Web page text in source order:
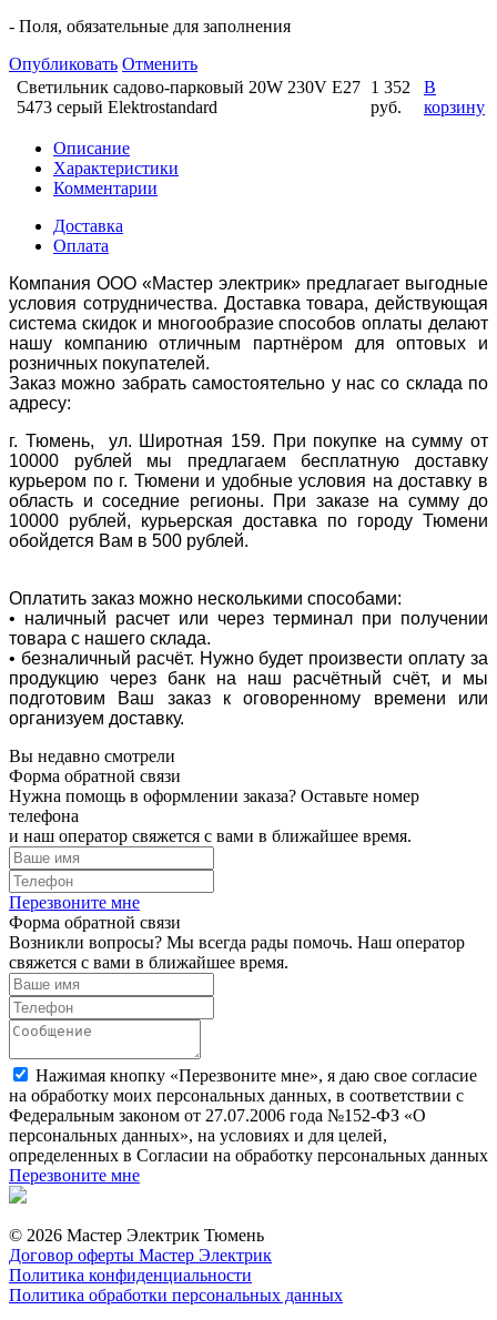
- Поля, обязательные для заполнения
Опубликовать Отменить
Светильник садово-парковый 20W 230V E27
5473 серый Elektrostandard
1 352
руб.
В
корзину
Описание
Характеристики
Комментарии
Доставка
Оплата
Компания ООО «Мастер электрик» предлагает выгодные
условия сотрудничества. Доставка товара, действующая
система скидок и многообразие способов оплаты делают
нашу компанию отличным партнёром для оптовых и
розничных покупателей.
Заказ можно забрать самостоятельно у нас со склада по
адресу:
г. Тюмень, ул. Широтная 159. При покупке на сумму от
10000 рублей мы предлагаем бесплатную доставку
курьером по г. Тюмени и удобные условия на доставку в
область и соседние регионы. При заказе на сумму до
10000 рублей, курьерская доставка по городу Тюмени
обойдется Вам в 500 рублей.
Оплатить заказ можно несколькими способами:
• наличный расчет или через терминал при получении
товара с нашего склада.
• безналичный расчёт. Нужно будет произвести оплату за
продукцию через банк на наш расчётный счёт, и мы
подготовим Ваш заказ к оговоренному времени или
организуем доставку.
Вы недавно смотрели
Форма обратной связи
Нужна помощь в оформлении заказа? Оставьте номер
телефона
и наш оператор свяжется с вами в ближайшее время.
Перезвоните мне
Форма обратной связи
Возникли вопросы? Мы всегда рады помочь. Наш оператор
свяжется с вами в ближайшее время.
Нажимая кнопку «Перезвоните мне», я даю свое согласие
на обработку моих персональных данных, в соответствии с
Федеральным законом от 27.07.2006 года №152-ФЗ «О
персональных данных», на условиях и для целей,
определенных в Согласии на обработку персональных данных
Перезвоните мне
© 2026 Мастер Электрик Тюмень
Договор оферты Мастер Электрик
Политика конфиденциальности
Политика обработки персональных данных